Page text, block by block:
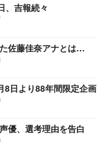
、吉報続々
佐藤佳奈アナとは…
8日より88年間限定企画
優、選考理由を告白